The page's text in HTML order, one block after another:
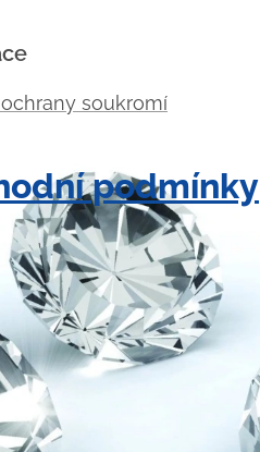
soukromí
podmínky